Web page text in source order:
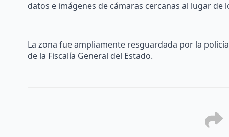
datos e imágenes de cámaras cercanas al lugar de
La zona fue ampliamente resguardada por la
de la Fiscalía General del Estado.